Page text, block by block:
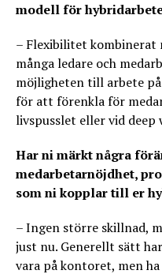
modell för
– Flexibilitet
många ledare och
möjligheten till arbete
för att förenkla för
livspusslet eller vid deep
Har ni märkt några
medarbetarnöjdhet,
som ni kopplar till er
– Ingen större skillnad,
just nu. Generellt sätt
vara på kontoret, men